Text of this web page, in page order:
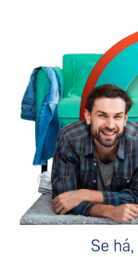
Se há,